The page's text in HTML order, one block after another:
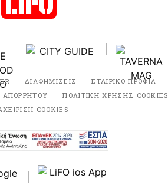
ΔΙΑΦΗΜΙΣΕΙΣ ΕΤΑΙΡΙΚΟ ΠΡΟΦΙΛ
ΑΠΟΡΡΗΤΟΥ
ΠΟΛΙΤΙΚΗ ΧΡΗΣΗΣ COOKIES
COOKIES